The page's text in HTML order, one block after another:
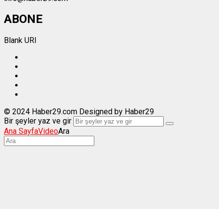
ABONE
Blank URI
© 2024 Haber29.com Designed by Haber29
Bir şeyler yaz ve gir
Ana SayfaVideoAra